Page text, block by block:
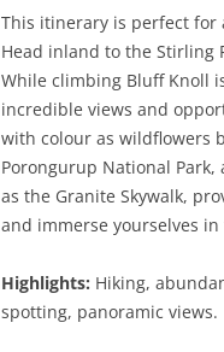
This itinerary is perfect for
Head inland to the Stirling
While climbing Bluff Knoll
incredible views and
with colour as wildflowers
Porongurup National
as the Granite Skywalk,
and immerse yourselves
Highlights: Hiking,
spotting, panoramic views.